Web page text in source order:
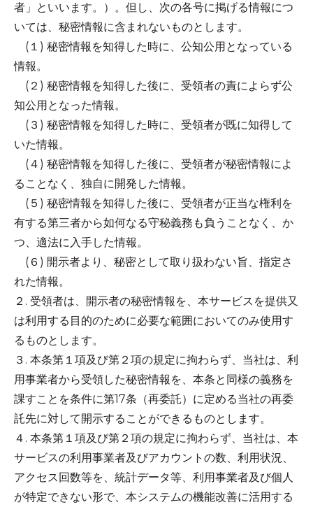
者」といいます。）。但し、次の各号に掲げる情報につ
いては、秘密情報に含まれないものとします。
(１) 秘密情報を知得した時に、公知公用となっている
情報。
(２) 秘密情報を知得した後に、受領者の責によらず公
知公用となった情報。
(３) 秘密情報を知得した時に、受領者が既に知得して
いた情報。
(４) 秘密情報を知得した後に、受領者が秘密情報によ
ることなく、独自に開発した情報。
(５) 秘密情報を知得した後に、受領者が正当な権利を
有する第三者から如何なる守秘義務も負うことなく、か
つ、適法に入手した情報。
(６) 開示者より、秘密として取り扱わない旨、指定さ
れた情報。
２. 受領者は、開示者の秘密情報を、本サービスを提供又
は利用する目的のために必要な範囲においてのみ使用す
るものとします。
３. 本条第１項及び第２項の規定に拘わらず、当社は、利
用事業者から受領した秘密情報を、本条と同様の義務を
課すことを条件に第17条（再委託）に定める当社の再委
託先に対して開示することができるものとします。
４. 本条第１項及び第２項の規定に拘わらず、当社は、本
サービスの利用事業者及びアカウントの数、利用状況、
アクセス回数等を、統計データ等、利用事業者及び個人
が特定できない形で、本システムの機能改善に活用する